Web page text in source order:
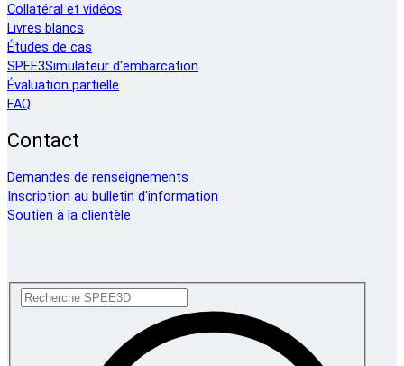
Collatéral et vidéos
Livres blancs
Études de cas
SPEE3Simulateur d'embarcation
Évaluation partielle
FAQ
Contact
Demandes de renseignements
Inscription au bulletin d'information
Soutien à la clientèle